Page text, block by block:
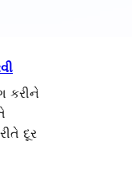
કરીને
દૂર